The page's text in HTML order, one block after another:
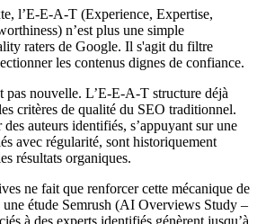
l’E‑E‑A‑T (Experience, Expertise,
n’est plus une simple
raters de Google. Il s'agit du filtre
les contenus dignes de confiance.
pas nouvelle. L’E‑E‑A‑T structure déjà
critères de qualité du SEO traditionnel.
auteurs identifiés, s’appuyant sur une
avec régularité, sont historiquement
résultats organiques.
ne fait que renforcer cette mécanique de
étude Semrush (AI Overviews Study –